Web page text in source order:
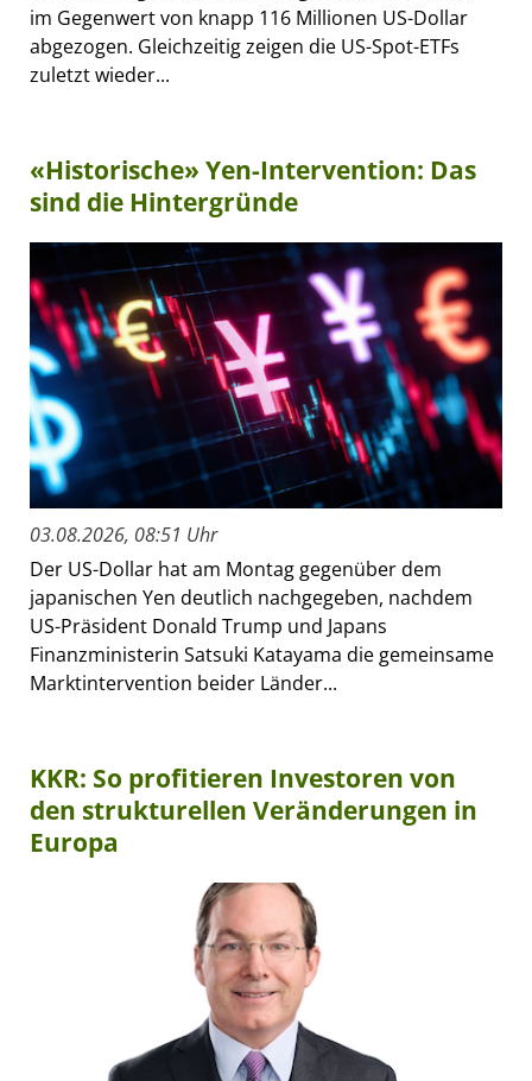
im Gegenwert von knapp 116 Millionen US-Dollar
abgezogen. Gleichzeitig zeigen die US-Spot-ETFs
zuletzt wieder...
«Historische» Yen-Intervention: Das
sind die Hintergründe
03.08.2026, 08:51 Uhr
Der US-Dollar hat am Montag gegenüber dem
japanischen Yen deutlich nachgegeben, nachdem
US-Präsident Donald Trump und Japans
Finanzministerin Satsuki Katayama die gemeinsame
Marktintervention beider Länder...
KKR: So profitieren Investoren von
den strukturellen Veränderungen in
Europa